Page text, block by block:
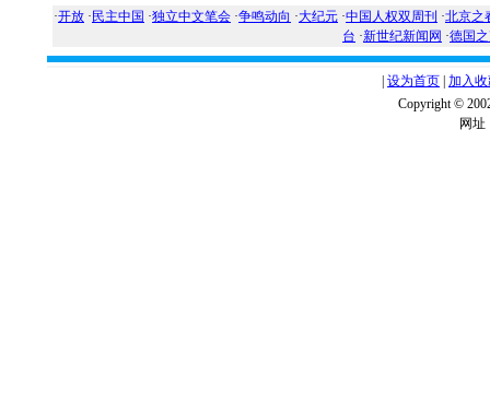
·开放 · 民主中国 ·独立中文笔会 ·争鸣动向 ·大纪元 ·中国人权双周刊 ·北京之
台 ·新世纪新闻网 ·德国
设为首页 加入
Copyright ©
网址